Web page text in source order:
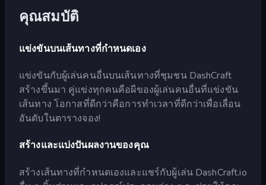
คุณสมบัติ
แข่งขันบนเส้นทางที่กำหนดเอง
แข่งขันกับผู้เล่นคนอื่นบนเส้นทางที่ชุมชน DashCraft
สร้างขึ้นมา คู่แข่งทุกคนคือผีของผู้เล่นคนอื่นที่แข่งขัน
เส้นทาง โอกาสที่ดีกว่าคือการทำเวลาที่ดีกว่าเพื่อเลื่อน
อันดับในตารางจอง!
สร้างและแบ่งปันผลงานของคุณ
สร้างเส้นทางที่กำหนดเองและแชร์กับผู้เล่น DashCraft.io